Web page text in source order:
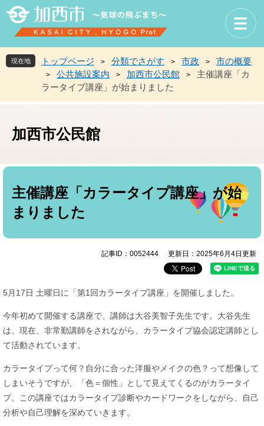
先
頭
を
飛
現在地 トップページ > 分類でさがす > 市政 > 市の概要
> 公共施設案内 > 加西市公民館 >
主催講座「カ
ラータイプ講座」が始まりました
加西市公民館
本
主催講座「カラータイプ講座」が始
まりました
記事ID：0052444 更新日：2025年6月4日更新
5月17日 土曜日に「第1回カラータイプ講座」を開催しました。
今年初めて開催する講座で、講師は大谷美智子先生です。大谷先生
は、現在、非常勤講師をされながら、カラータイプ協会認定講師とし
て活動されています。
カラータイプって何？自分に合った洋服やメイクの色？って想像して
しまいそうですが、「色＝個性」として見えてくるのがカラータイ
プ。この講座ではカラータイプ診断やカードワークをしながら、自己
分析や自己理解を深めていきます。